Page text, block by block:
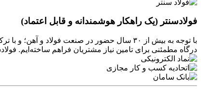
فولادسنتر (یک راهکار هوشمندانه و قابل اعتماد)
با توجه به بیش از ۳۰ سال حضور در صنعت
درگاه مطمئنی برای تامین نیاز مشتریان فراهم ساخته‌ایم.